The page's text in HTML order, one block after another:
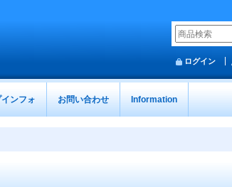
ログイン
ンフォ お問い合わせ Information